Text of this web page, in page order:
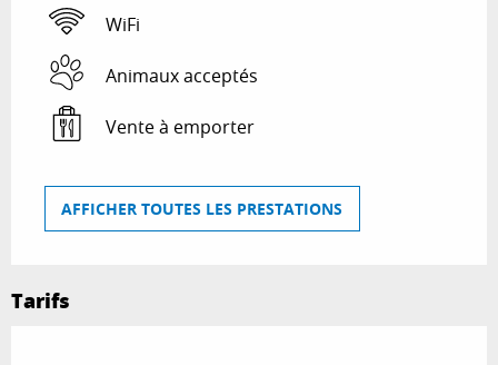
WiFi
Animaux acceptés
Vente à emporter
AFFICHER TOUTES LES PRESTATIONS
Tarifs